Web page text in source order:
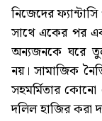
নিজেদের
সাথে একের পর
অন্যজনকে ঘরে
নয়। সামাজিক
সহমর্মিতার কোনো
দলিল হাজির করা